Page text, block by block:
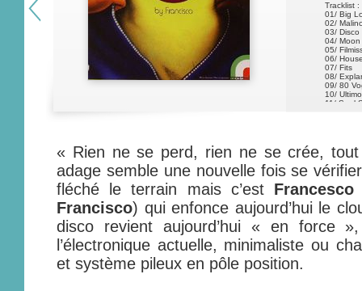
Tracklist :
01/ Big
02/
03/ Disco
04/ Moon
05/
06/
07/ Fits
08/
09/ 80
10/ Ultimo
11/ Soul
« Rien ne se perd, rien ne se crée,
adage semble une nouvelle fois se
fléché le terrain mais c’est
Francisco) qui enfonce aujourd’hui le
disco revient aujourd’hui « en force
l’électronique actuelle, minimaliste ou
et système pileux en pôle position.